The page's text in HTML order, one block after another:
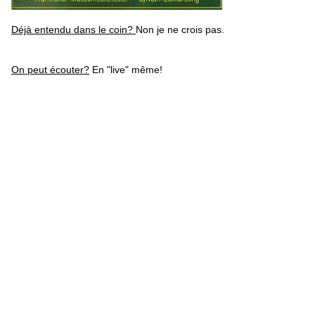
Déjà entendu dans le coin? Non je ne crois pas.
On peut écouter? En "live" même!